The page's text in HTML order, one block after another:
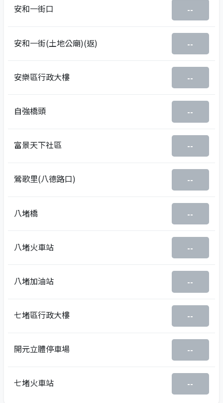
安和一街口 --
安和一街(土地公廟)(返) --
安樂區行政大樓 --
自強橋頭 --
富景天下社區 --
鶯歌里(八德路口) --
八堵橋 --
八堵火車站 --
八堵加油站 --
七堵區行政大樓 --
開元立體停車場 --
七堵火車站 --